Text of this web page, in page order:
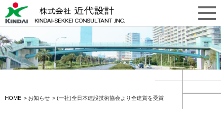
HOME お知らせ (一社)全日本建設技術協会より全建賞を受賞